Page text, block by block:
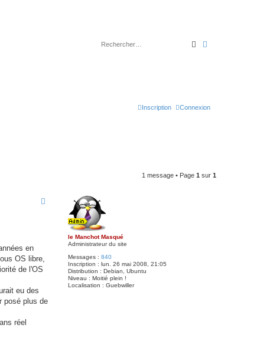
Rechercher
Connexion
Inscription
1 message • Page 1 sur 1
le Manchot Masqué
Administrateur du site
Messages : 840
Inscription : lun. 26 mai 2008, 21:05
Distribution : Debian, Ubuntu
Niveau : Moitié plein !
Localisation : Guebwiller
en
OS libre,
de l'OS
eu des
posé plus de
réel